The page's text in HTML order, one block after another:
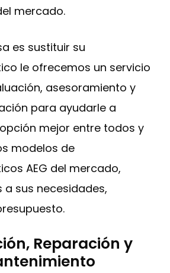
mercado.
es sustituir su
le ofrecemos un servicio
asesoramiento y
para ayudarle a
mejor entre todos y
modelos de
AEG del mercado,
sus necesidades,
Reparación y